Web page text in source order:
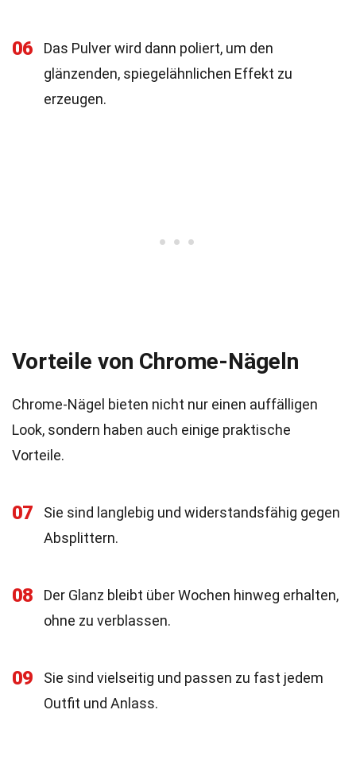
06
Das Pulver wird dann poliert, um den
glänzenden, spiegelähnlichen Effekt zu
erzeugen.
Vorteile von Chrome-Nägeln
Chrome-Nägel bieten nicht nur einen auffälligen
Look, sondern haben auch einige praktische
Vorteile.
07
Sie sind langlebig und widerstandsfähig gegen
Absplittern.
08
Der Glanz bleibt über Wochen hinweg erhalten,
ohne zu verblassen.
09
Sie sind vielseitig und passen zu fast jedem
Outfit und Anlass.